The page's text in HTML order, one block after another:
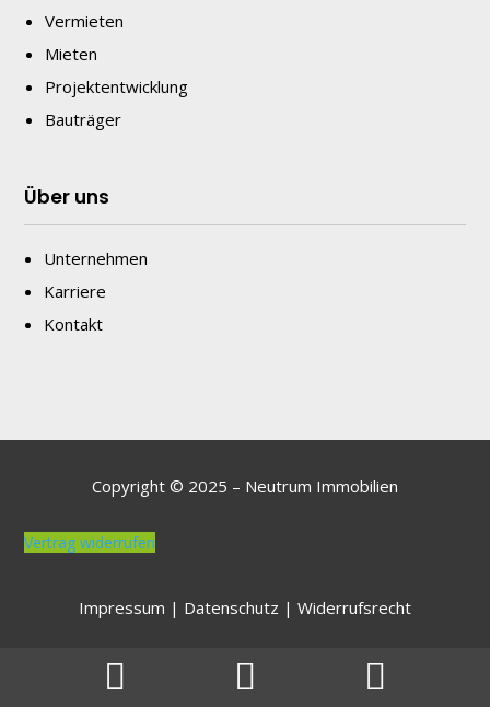
Vermieten
Mieten
Projektentwicklung
Bauträger
Über uns
Unternehmen
Karriere
Kontakt
Copyright © 2025 – Neutrum Immobilien
Vertrag widerrufen
Impressum | Datenschutz | Widerrufsrecht
  